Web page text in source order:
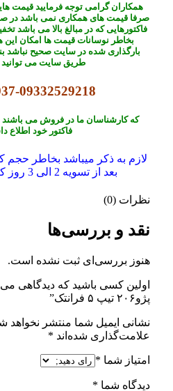
همکاران گرامی توجه فرمایید قیمت
صرفا قیمت های همکاری نمی باشد در
فاکتورهایی که در مبالغ بالا می باشد
بخاطر نوسانات قیمت ها امکان
بارگذاری شده در سایت صحیح نباشد
طریق سایت می توانید
09332529218
که کارشناسان ما در فروش می
فاکتور خود اطلاع
لازم به ذکر میباشد بخاطر حجم
بعد از تسویه 2 الی 3 روز کاری ارسال میشود
نظرات (0)
نقد و بررسی‌ها
هنوز بررسی‌ای ثبت نشده است.
اولین کسی باشید که دیدگاهی
پژو۲۰۶ تیپ ۵ فرانتک”
نشانی ایمیل شما منتشر نخواهد
علامت‌گذاری شده‌اند *
امتیاز شما *
دیدگاه شما *